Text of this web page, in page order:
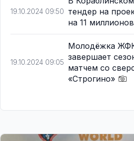
19.10.2024 09:50
тендер на
на 11
19.10.2024 09:05
Молодёжка
завершает
матчем со
«Строгино»